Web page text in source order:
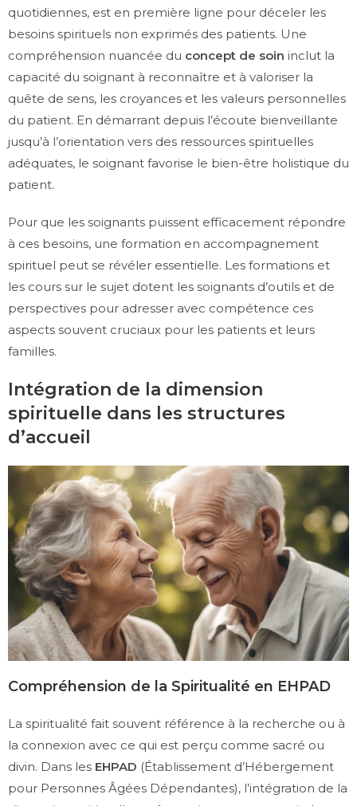
quotidiennes, est en première ligne pour déceler les
besoins spirituels non exprimés des patients. Une
compréhension nuancée du concept de soin inclut la
capacité du soignant à reconnaître et à valoriser la
quête de sens, les croyances et les valeurs personnelles
du patient. En démarrant depuis l’écoute bienveillante
jusqu’à l’orientation vers des ressources spirituelles
adéquates, le soignant favorise le bien-être holistique du
patient.
Pour que les soignants puissent efficacement répondre
à ces besoins, une formation en accompagnement
spirituel peut se révéler essentielle. Les formations et
les cours sur le sujet dotent les soignants d’outils et de
perspectives pour adresser avec compétence ces
aspects souvent cruciaux pour les patients et leurs
familles.
Intégration de la dimension
spirituelle dans les structures
d’accueil
Compréhension de la Spiritualité en EHPAD
La spiritualité fait souvent référence à la recherche ou à
la connexion avec ce qui est perçu comme sacré ou
divin. Dans les EHPAD (Établissement d’Hébergement
pour Personnes Âgées Dépendantes), l’intégration de la